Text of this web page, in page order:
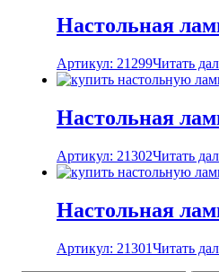
Настольная
Артикул: 21299Читать
Настольная
Артикул: 21302Читать
Настольная
Артикул: 21301Читать